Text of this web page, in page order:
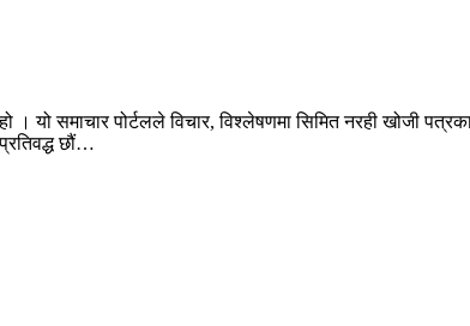
समाचार पोर्टलले विचार, विश्लेषणमा सिमित नरही खोजी
छौं…